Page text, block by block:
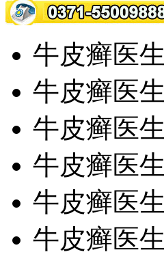
牛皮癣医生
牛皮癣医生
牛皮癣医生
牛皮癣医生
牛皮癣医生
牛皮癣医生